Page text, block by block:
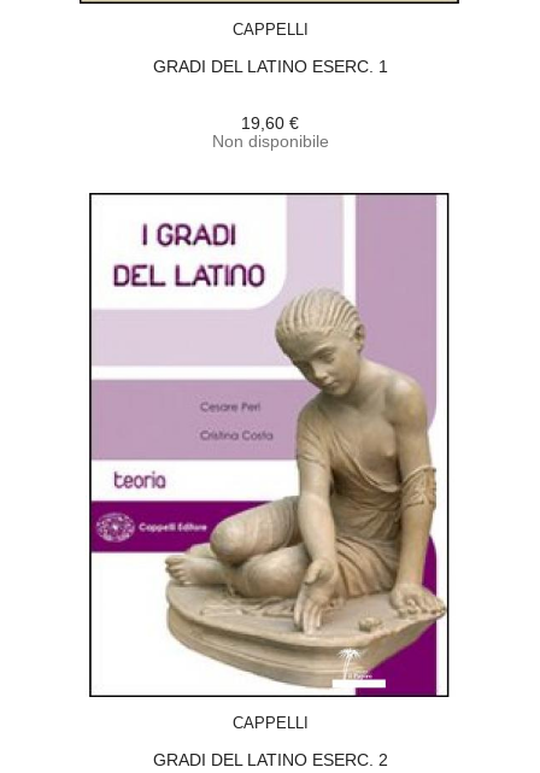
CAPPELLI
GRADI DEL LATINO ESERC. 1
19,60 €
Non disponibile
CAPPELLI
GRADI DEL LATINO ESERC. 2